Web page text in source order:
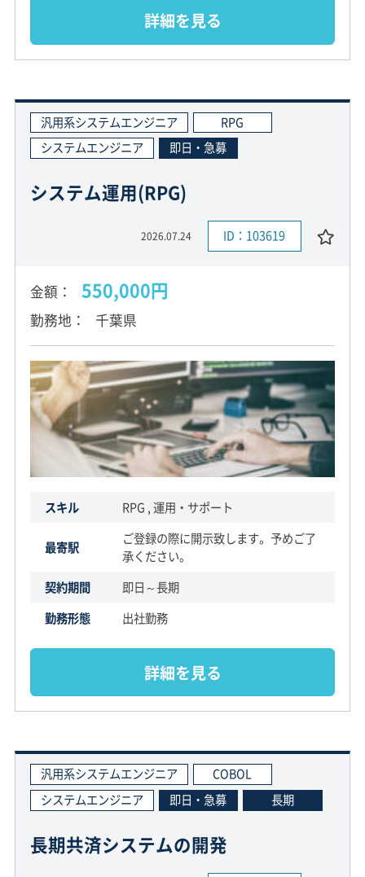
詳細を見る
汎用系システムエンジニア
RPG
システムエンジニア
即日・急募
システム運用(RPG)
2026.07.24 ID：103619
金額 550,000円
勤務地 千葉県
スキル RPG , 運用・サポート
最寄駅
ご登録の際に開示致します。予めご了
承ください。
契約期間
即日～長期
勤務形態
出社勤務
詳細を見る
汎用系システムエンジニア
COBOL
システムエンジニア
即日・急募 長期
長期共済システムの開発